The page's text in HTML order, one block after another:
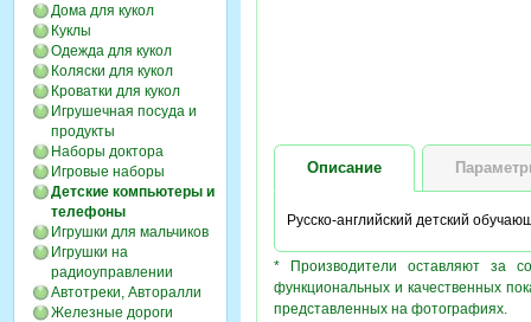
Дома для кукол
Куклы
Одежда для кукол
Коляски для кукол
Кроватки для кукол
Игрушечная посуда и
продукты
Наборы доктора
Игровые наборы
Детские компьютеры и
телефоны
Игрушки для мальчиков
Игрушки на
радиоуправлении
Автотреки, Авторалли
Железные дороги
Описание
Русско-английский детский
* Производители оставляют за
функциональных и качественных
представленных на фотографиях.